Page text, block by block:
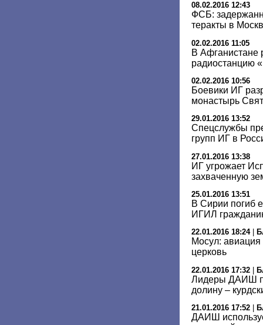
08.02.2016 12:43
ФСБ:
теракты в
02.02.2016 11:05
В Афганистане
радиостанцию
02.02.2016 10:56
Боевики ИГ
монастырь
29.01.2016 13:52
Спецслужбы
групп ИГ в
27.01.2016 13:38
ИГ угрожает
захваченную
25.01.2016 13:51
В Сирии погиб
ИГИЛ
22.01.2016 18:24|
Мосул:
церковь
22.01.2016 17:32 |
Лидеры ДАИШ
долину –
21.01.2016 17:52
ДАИШ